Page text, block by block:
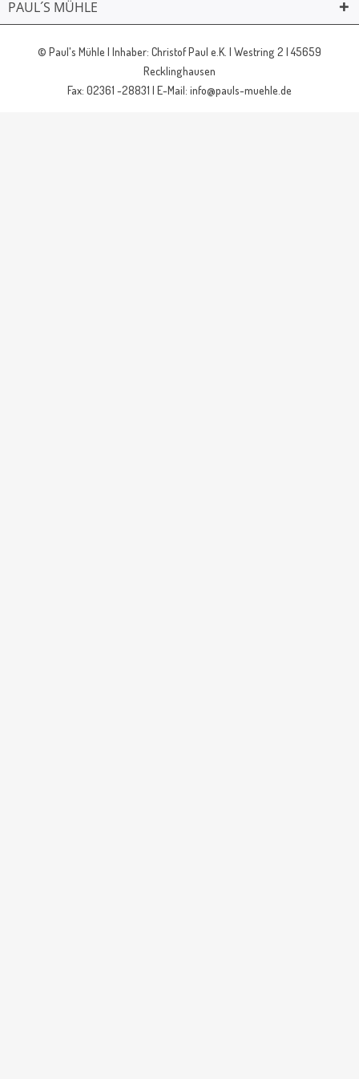
PAUL´S MÜHLE
© Paul's Mühle | Inhaber: Christof Paul e.K. | Westring 2 | 45659
Recklinghausen
Fax: 02361 -28831 | E-Mail: info@pauls-muehle.de